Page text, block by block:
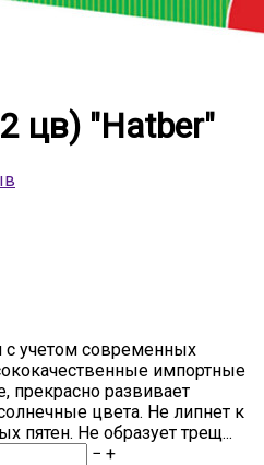
цв) "Hatber"
с учетом современных
импортные
прекрасно развивает
цвета. Не липнет к
пятен. Не образует трещ...
− +